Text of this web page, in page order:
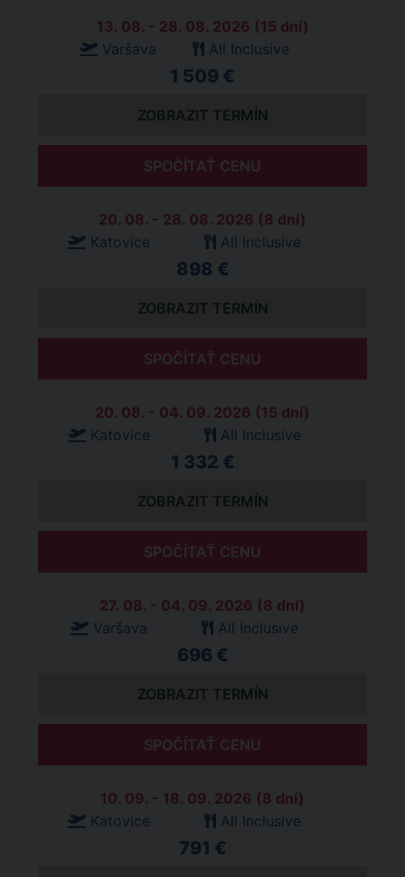
13. 08. - 28. 08. 2026 (15 dní)
Varšava
All Inclusive
1 509 €
ZOBRAZIT TERMÍN
SPOČÍTAŤ CENU
20. 08. - 28. 08. 2026 (8 dní)
Katovice
All Inclusive
898 €
ZOBRAZIT TERMÍN
SPOČÍTAŤ CENU
20. 08. - 04. 09. 2026 (15 dní)
Katovice
All Inclusive
1 332 €
ZOBRAZIT TERMÍN
SPOČÍTAŤ CENU
27. 08. - 04. 09. 2026 (8 dní)
Varšava
All Inclusive
696 €
ZOBRAZIT TERMÍN
SPOČÍTAŤ CENU
10. 09. - 18. 09. 2026 (8 dní)
Katovice
All Inclusive
791 €